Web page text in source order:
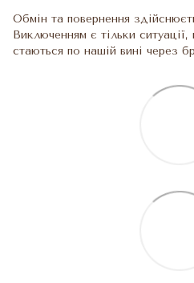
Обмін та повернення
Виключенням є тільки
стаються по нашій вині через